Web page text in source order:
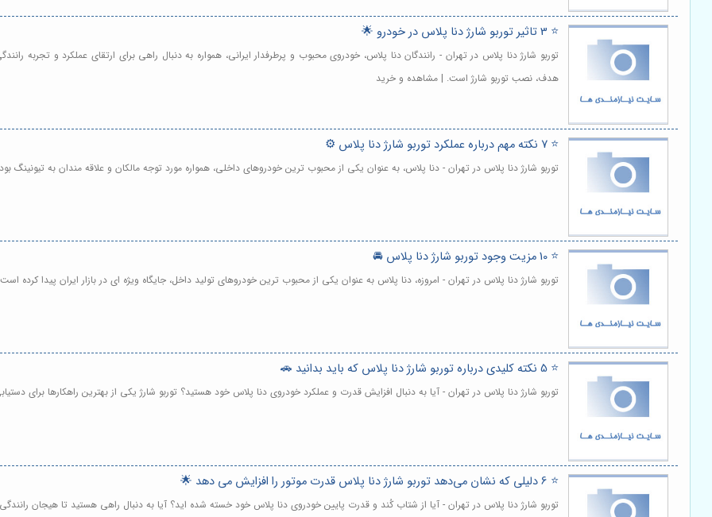
⭐️ 3 تاثیر توربو شارژ دنا پلاس در خودرو 🌟
توربو شارژ دنا پلاس در تهران - رانندگان دنا پلاس، خودروی محبوب و پرطرفدار ایرانی، همواره به دنبال راهی برای ارتقای عملکرد و تجربه
هدف، نصب توربو شارژ است. | مشاهده و خرید
⭐️ 7 نکته مهم درباره عملکرد توربو شارژ دنا پلاس ⚙️
توربو شارژ دنا پلاس در تهران - دنا پلاس، به عنوان یکی از محبوب ترین خودروهای داخلی، همواره مورد توجه مالکان و علاقه مندان به
⭐️ 10 مزیت وجود توربو شارژ دنا پلاس 🚘
توربو شارژ دنا پلاس در تهران - امروزه، دنا پلاس به عنوان یکی از محبوب ترین خودروهای تولید داخل، جایگاه ویژه ای در بازار ایران پیدا کرده
⭐️ 5 نکته کلیدی درباره توربو شارژ دنا پلاس که باید بدانید 🚗
توربو شارژ دنا پلاس در تهران - آیا به دنبال افزایش قدرت و عملکرد خودروی دنا پلاس خود هستید؟ توربو شارژ یکی از بهترین راهکارها برای
⭐️ 6 دلیلی که نشان می‌دهد توربو شارژ دنا پلاس قدرت موتور را افزایش می دهد 🌟
توربو شارژ دنا پلاس در تهران - آیا از شتاب کُند و قدرت پایین خودروی دنا پلاس خود خسته شده اید؟ آیا به دنبال راهی هستید تا هیجان